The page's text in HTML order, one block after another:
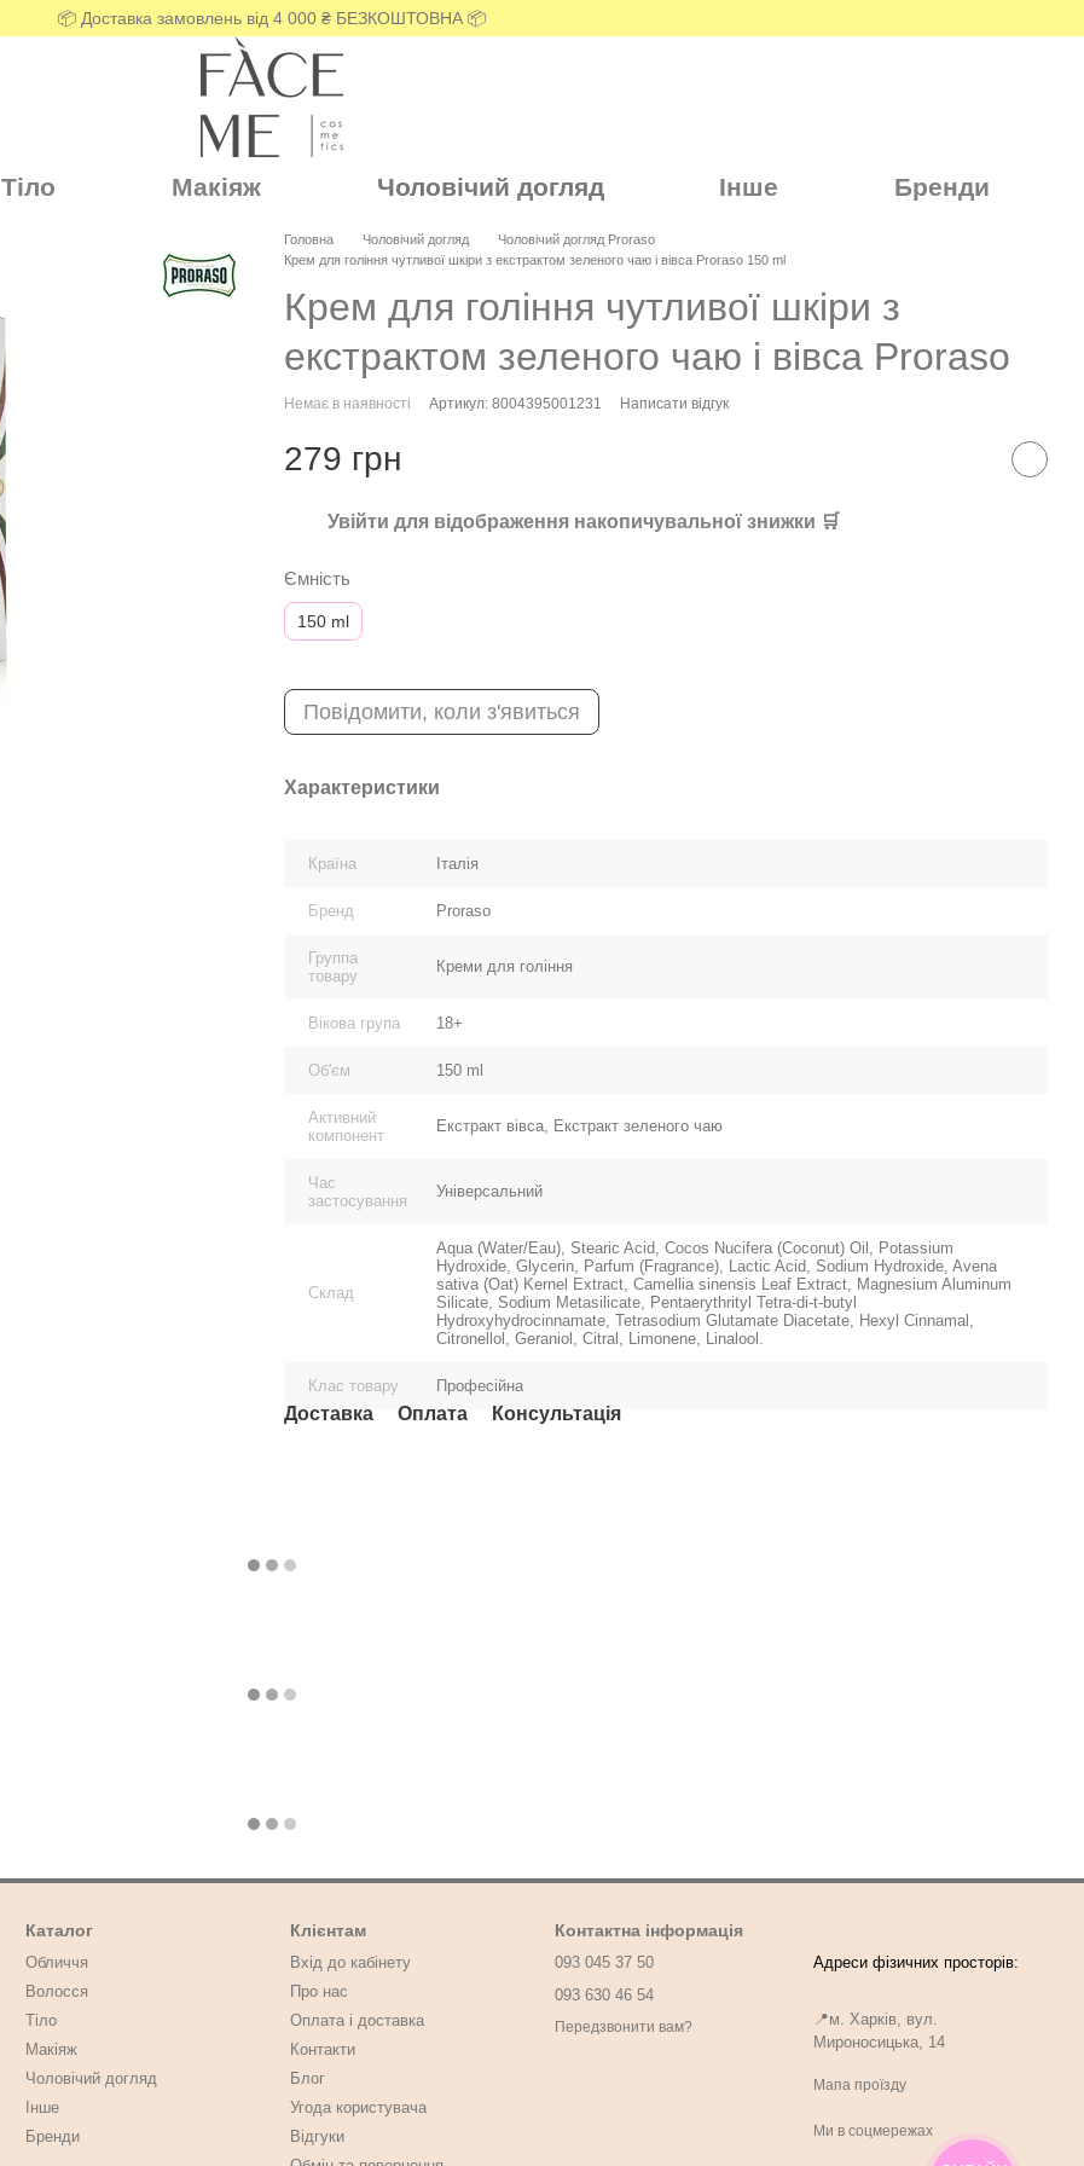
📦 Доставка замовлень від 4 000 ₴ БЕЗКОШТОВНА 📦
Тіло Макіяж Чоловічий догляд Інше Бренди
Головна Чоловічий догляд
Чоловічий догляд Proraso
Крем для гоління чутливої шкіри з екстрактом зеленого чаю і вівса Proraso 150 ml
Крем для гоління чутливої шкіри з
екстрактом зеленого чаю і вівса Proraso
Немає в наявності Артикул: 8004395001231 Написати відгук
279 грн
Увійти для відображення накопичувальної знижки 🛒
Ємність
150 ml
Повідомити, коли з'явиться
Характеристики
Країна Італія
Бренд Proraso
Группа
товару
Креми для гоління
Вікова група 18+
Об'єм 150 ml
Активний
компонент
Екстракт вівса, Екстракт зеленого чаю
Час
застосування
Універсальний
Склад
Aqua (Water/Eau), Stearic Acid, Cocos Nucifera (Coconut) Oil, Potassium
Hydroxide, Glycerin, Parfum (Fragrance), Lactic Acid, Sodium Hydroxide, Avena
sativa (Oat) Kernel Extract, Camellia sinensis Leaf Extract, Magnesium Aluminum
Silicate, Sodium Metasilicate, Pentaerythrityl Tetra-di-t-butyl
Hydroxyhydrocinnamate, Tetrasodium Glutamate Diacetate, Hexyl Cinnamal,
Citronellol, Geraniol, Citral, Limonene, Linalool.
Клас товару Професійна
Доставка Оплата Консультація
Каталог
Обличчя
Волосся
Тіло
Макіяж
Чоловічий догляд
Інше
Бренди
Клієнтам
Вхід до кабінету
Про нас
Оплата і доставка
Контакти
Блог
Угода користувача
Відгуки
Контактна інформація
093 045 37 50
093 630 46 54
Передзвонити вам?
📍м. Харків, вул.
Мироносицька, 14
Мапа проїзду
Ми в соцмережах